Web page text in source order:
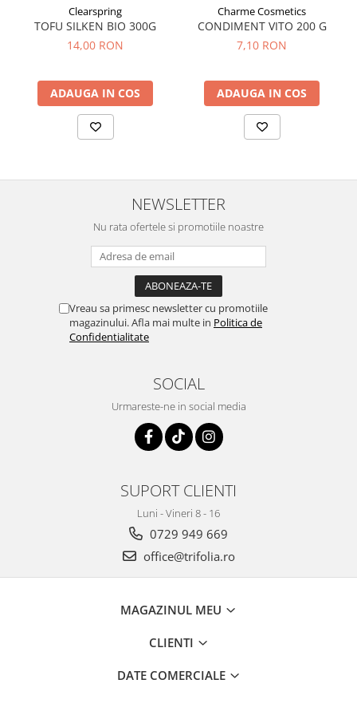
Tuse mixtă
Tuse productivă
Ulcer
Varice
Vene varicoase, tromboflebită
Vulvovaginita Candidozica
Întineritor al pielii
Întreținere ten
Clearspring
TOFU SILKEN BIO 300G
14,00 RON
ADAUGA IN COS
Charme Cosmetics
CONDIMENT VITO 200 G
7,10 RON
ADAUGA IN COS
NEWSLETTER
Nu rata ofertele si promotiile noastre
Vreau sa primesc newsletter cu promotiile
magazinului. Afla mai multe in Politica de
Confidentialitate
SOCIAL
Urmareste-ne in social media
SUPORT CLIENTI
Luni - Vineri 8 - 16
0729 949 669
office@trifolia.ro
MAGAZINUL MEU
CLIENTI
DATE COMERCIALE